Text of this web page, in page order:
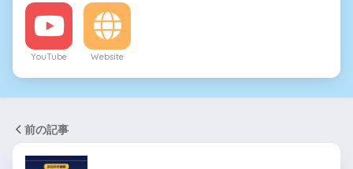
YouTube Website
前の記事